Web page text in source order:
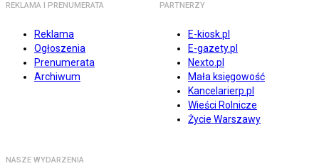
REKLAMA I PRENUMERATA
Reklama
Ogłoszenia
Prenumerata
Archiwum
PARTNERZY
E-kiosk.pl
E-gazety.pl
Nexto.pl
Mała księgowość
Kancelarierp.pl
Wieści Rolnicze
Życie Warszawy
NASZE WYDARZENIA